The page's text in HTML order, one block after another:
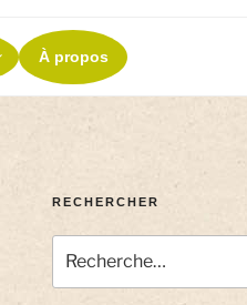
À propos
RECHERCHER